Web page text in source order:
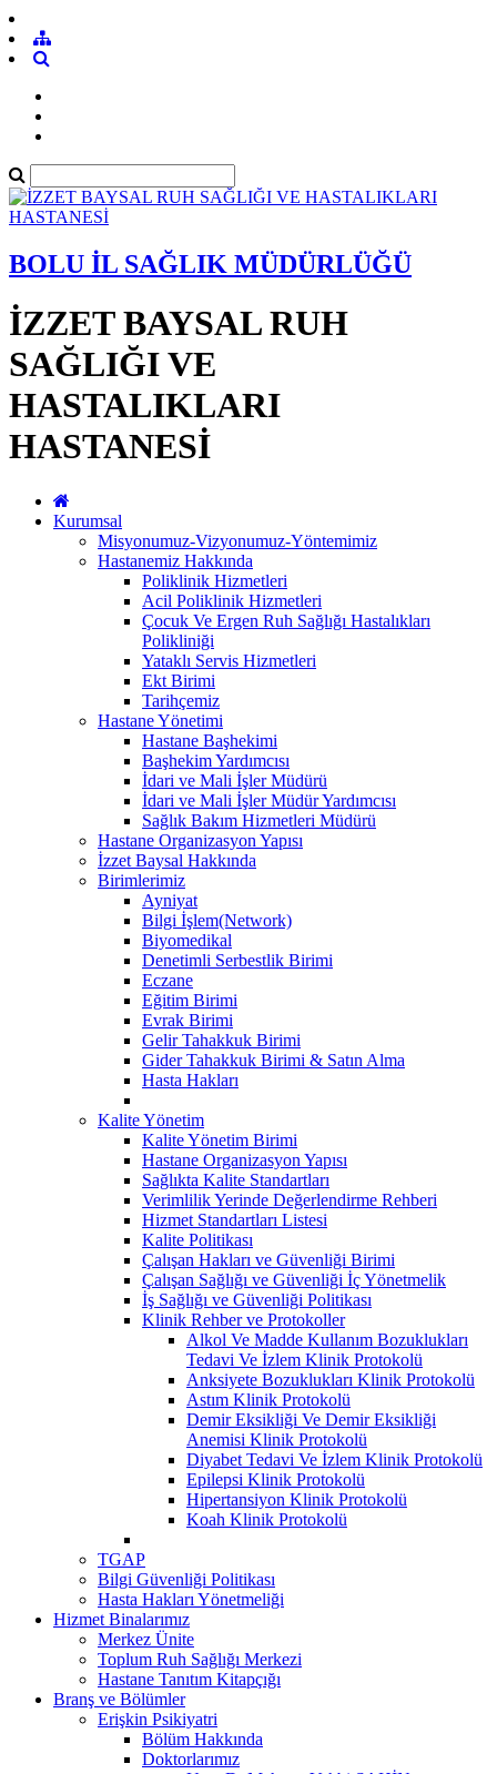
BOLU İL SAĞLIK MÜDÜRLÜĞÜ
İZZET BAYSAL RUH
SAĞLIĞI VE
HASTALIKLARI
HASTANESİ
Kurumsal
Misyonumuz-Vizyonumuz-Yöntemimiz
Hastanemiz Hakkında
Poliklinik Hizmetleri
Acil Poliklinik Hizmetleri
Çocuk Ve Ergen Ruh Sağlığı Hastalıkları
Polikliniği
Yataklı Servis Hizmetleri
Ekt Birimi
Tarihçemiz
Hastane Yönetimi
Hastane Başhekimi
Başhekim Yardımcısı
İdari ve Mali İşler Müdürü
İdari ve Mali İşler Müdür Yardımcısı
Sağlık Bakım Hizmetleri Müdürü
Hastane Organizasyon Yapısı
İzzet Baysal Hakkında
Birimlerimiz
Ayniyat
Bilgi İşlem(Network)
Biyomedikal
Denetimli Serbestlik Birimi
Eczane
Eğitim Birimi
Evrak Birimi
Gelir Tahakkuk Birimi
Gider Tahakkuk Birimi & Satın Alma
Hasta Hakları
Kalite Yönetim
Kalite Yönetim Birimi
Hastane Organizasyon Yapısı
Sağlıkta Kalite Standartları
Verimlilik Yerinde Değerlendirme Rehberi
Hizmet Standartları Listesi
Kalite Politikası
Çalışan Hakları ve Güvenliği Birimi
Çalışan Sağlığı ve Güvenliği İç Yönetmelik
İş Sağlığı ve Güvenliği Politikası
Klinik Rehber ve Protokoller
Alkol Ve Madde Kullanım Bozuklukları
Tedavi Ve İzlem Klinik Protokolü
Anksiyete Bozuklukları Klinik Protokolü
Astım Klinik Protokolü
Demir Eksikliği Ve Demir Eksikliği
Anemisi Klinik Protokolü
Diyabet Tedavi Ve İzlem Klinik Protokolü
Epilepsi Klinik Protokolü
Hipertansiyon Klinik Protokolü
Koah Klinik Protokolü
TGAP
Bilgi Güvenliği Politikası
Hasta Hakları Yönetmeliği
Hizmet Binalarımız
Merkez Ünite
Toplum Ruh Sağlığı Merkezi
Hastane Tanıtım Kitapçığı
Branş ve Bölümler
Erişkin Psikiyatri
Bölüm Hakkında
Doktorlarımız